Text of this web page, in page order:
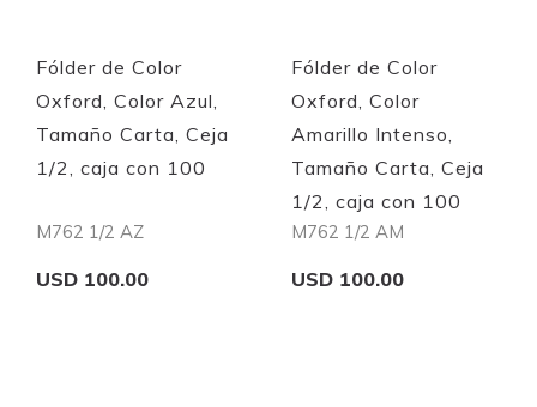
Fólder de Color
Oxford, Color Azul,
Tamaño Carta, Ceja
1/2, caja con 100
M762 1/2 AZ
USD 100.00
Fólder de Color
Oxford, Color
Amarillo Intenso,
Tamaño Carta, Ceja
1/2, caja con 100
M762 1/2 AM
USD 100.00